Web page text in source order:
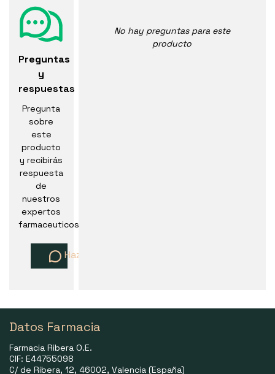
Preguntas
y
respuestas
Pregunta
sobre
este
producto
y recibirás
respuesta
de
nuestros
expertos
farmaceuticos
Haz una pregunta
No hay preguntas para este
producto
Datos Farmacia
Farmacia Ribera O.E.
CIF: E44755098
C/ de Ribera, 12, 46002, Valencia (España)